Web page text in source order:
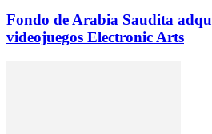
Fondo de Arabia Saudita
videojuegos Electronic Arts